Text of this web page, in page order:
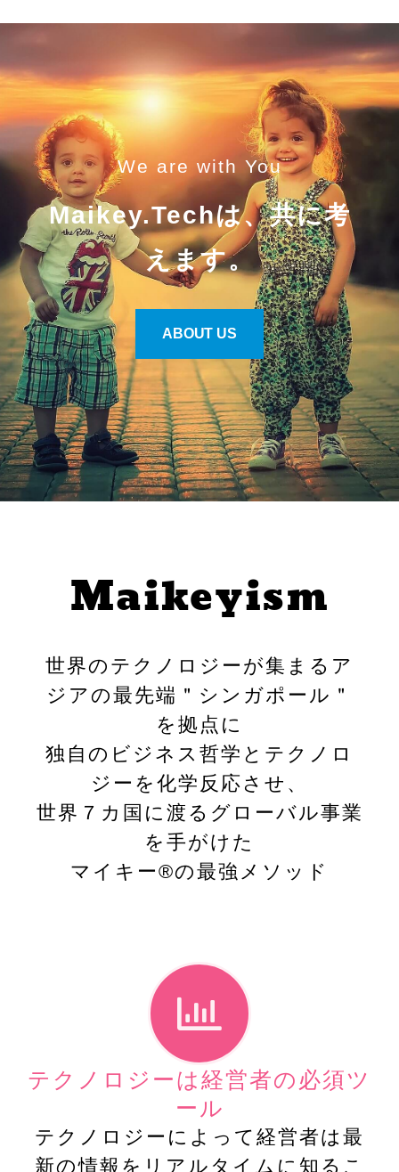
We are with You
Maikey.Techは、共に考
えます。
ABOUT US
Maikeyism
世界のテクノロジーが集まるア
ジアの最先端＂シンガポール＂
を拠点に
独自のビジネス哲学とテクノロ
ジーを化学反応させ、
世界７カ国に渡るグローバル事業
を手がけた
マイキー®︎の最強メソッド
テクノロジーは経営者の必須ツ
ール
テクノロジーによって経営者は最
新の情報をリアルタイムに知るこ